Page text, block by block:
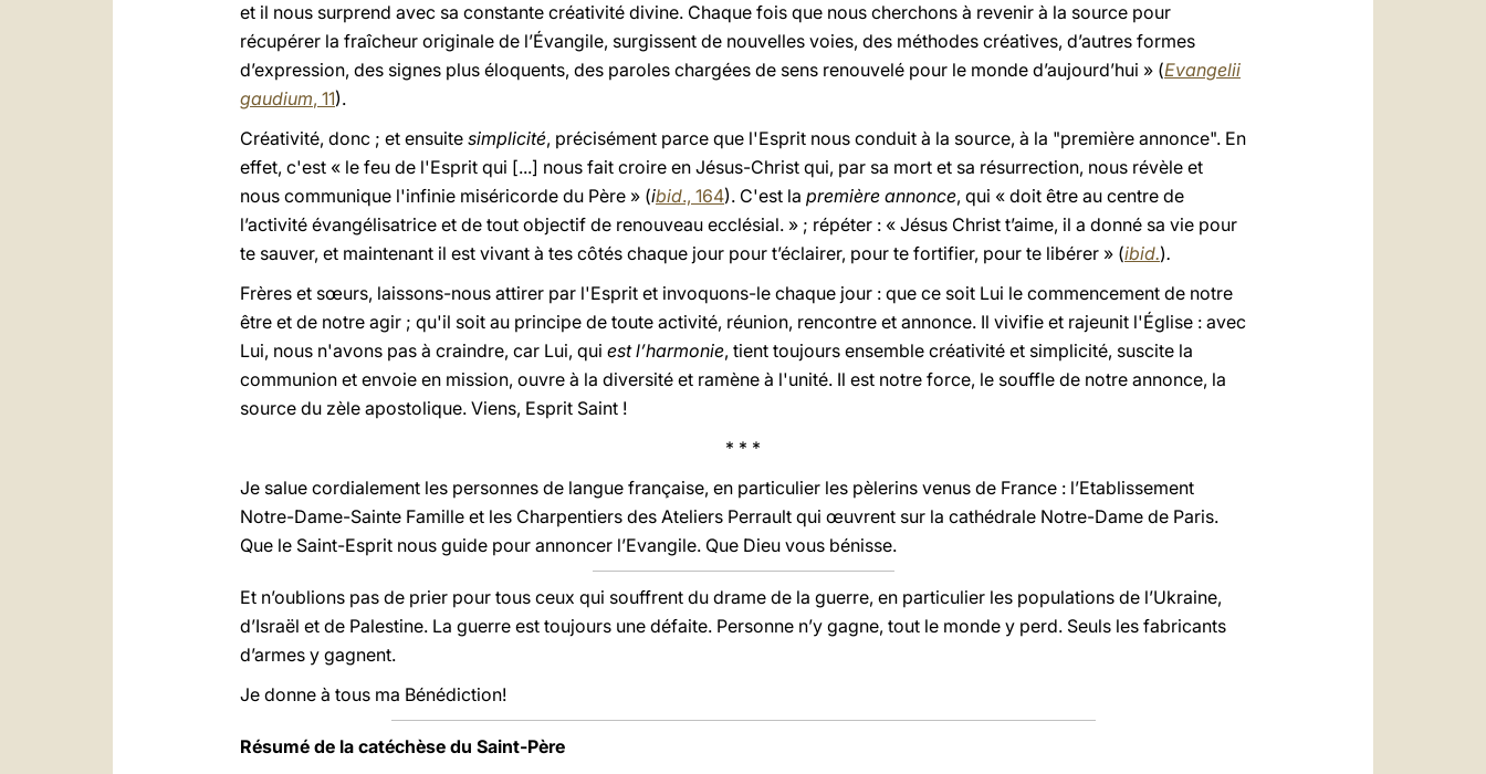
et il nous surprend avec sa constante créativité divine. Chaque fois que nous cherchons à revenir à la source pour
récupérer la fraîcheur originale de l’Évangile, surgissent de nouvelles voies, des méthodes créatives, d’autres formes
d’expression, des signes plus éloquents, des paroles chargées de sens renouvelé pour le monde d’aujourd’hui » (Evangelii
gaudium, 11).
Créativité, donc ; et ensuite simplicité, précisément parce que l'Esprit nous conduit à la source, à la "première annonce". En
effet, c'est « le feu de l'Esprit qui [...] nous fait croire en Jésus-Christ qui, par sa mort et sa résurrection, nous révèle et
nous communique l'infinie miséricorde du Père » (ibid., 164). C'est la première annonce, qui « doit être au centre de
l’activité évangélisatrice et de tout objectif de renouveau ecclésial. » ; répéter : « Jésus Christ t’aime, il a donné sa vie pour
te sauver, et maintenant il est vivant à tes côtés chaque jour pour t’éclairer, pour te fortifier, pour te libérer » (ibid.).
Frères et sœurs, laissons-nous attirer par l'Esprit et invoquons-le chaque jour : que ce soit Lui le commencement de notre
être et de notre agir ; qu'il soit au principe de toute activité, réunion, rencontre et annonce. Il vivifie et rajeunit l'Église : avec
Lui, nous n'avons pas à craindre, car Lui, qui est l’harmonie, tient toujours ensemble créativité et simplicité, suscite la
communion et envoie en mission, ouvre à la diversité et ramène à l'unité. Il est notre force, le souffle de notre annonce, la
source du zèle apostolique. Viens, Esprit Saint !
* * *
Je salue cordialement les personnes de langue française, en particulier les pèlerins venus de France : l’Etablissement
Notre-Dame-Sainte Famille et les Charpentiers des Ateliers Perrault qui œuvrent sur la cathédrale Notre-Dame de Paris.
Que le Saint-Esprit nous guide pour annoncer l’Evangile. Que Dieu vous bénisse.
Et n’oublions pas de prier pour tous ceux qui souffrent du drame de la guerre, en particulier les populations de l’Ukraine,
d’Israël et de Palestine. La guerre est toujours une défaite. Personne n’y gagne, tout le monde y perd. Seuls les fabricants
d’armes y gagnent.
Je donne à tous ma Bénédiction!
Résumé de la catéchèse du Saint-Père